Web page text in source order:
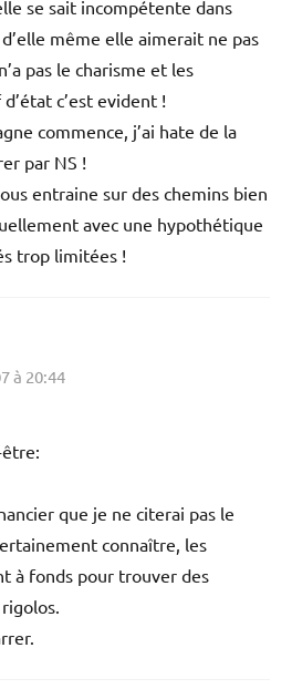
se sait incompétente dans
même elle aimerait ne pas
pas le charisme et les
c’est evident !
commence, j’ai hate de la
par NS !
entraine sur des chemins bien
avec une hypothétique
trop limitées !
à 20:44
que je ne citerai pas le
connaître, les
à fonds pour trouver des